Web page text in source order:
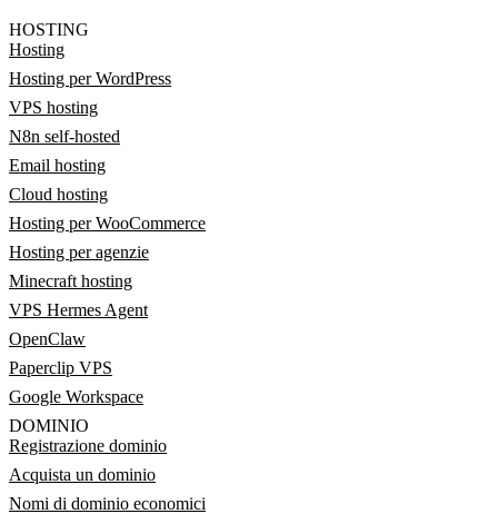
HOSTING
Hosting
Hosting per WordPress
VPS hosting
N8n self-hosted
Email hosting
Cloud hosting
Hosting per WooCommerce
Hosting per agenzie
Minecraft hosting
VPS Hermes Agent
OpenClaw
Paperclip VPS
Google Workspace
DOMINIO
Registrazione dominio
Acquista un dominio
Nomi di dominio economici